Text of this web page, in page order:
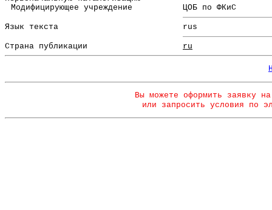
Модифицирующее учреждение
ЦОБ по ФКиС
Язык текста rus
Страна публикации ru
Вы можете оформить заявку
или запросить условия по